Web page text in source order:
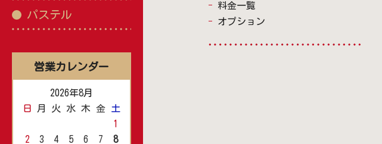
パステル
営業カレンダー
2026年8月
日
月 火 水 木 金
土
1
2
3 4 5 6 7 8
料金一覧
オプション